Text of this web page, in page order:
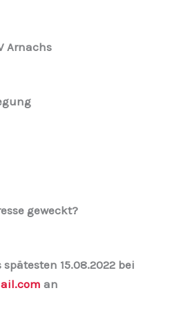
Arnachs
geweckt?
15.08.2022 bei
an